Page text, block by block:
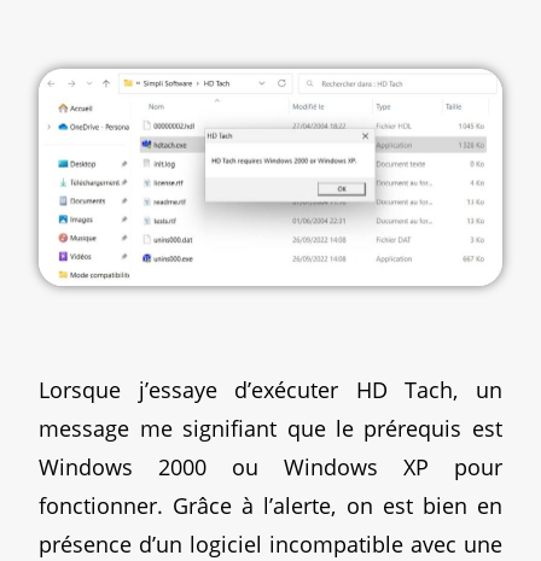
Lorsque j’essaye d’exécuter HD Tach, un
message me signifiant que le prérequis est
Windows 2000 ou Windows XP pour
fonctionner. Grâce à l’alerte, on est bien en
présence d’un logiciel incompatible avec une